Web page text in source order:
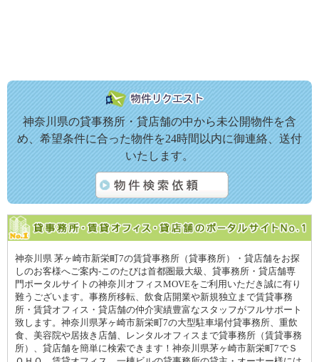
神奈川県の貸事務所・貸店舗の中から未公開物件を含
め、希望条件に合った物件を24時間以内に御連絡、送付
いたします。
神奈川県 茅ヶ崎市新栄町7の賃貸事務所（貸事務所）・貸店舗をお探
しのお客様へご案内-このたびは首都圏最大級、貸事務所・貸店舗専
門ポータルサイトの神奈川オフィスMOVEをご利用いただき誠に有り
難うございます。事務所移転、飲食店開業や新規独立まで賃貸事務
所・賃貸オフィス・貸店舗の仲介実績豊富なスタッフがフルサポート
致します。神奈川県茅ヶ崎市新栄町7の大型駐車場付貸事務所、重飲
食、美容院や居抜き店舗、レンタルオフィスまで貸事務所（賃貸事務
所）、貸店舗を簡単に検索できます！神奈川県茅ヶ崎市新栄町7でＳ